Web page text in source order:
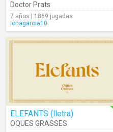
Doctor Prats
7 años | 1869 jugadas
Ionagarcia10
ELEFANTS (lletra)
OQUES GRASSES